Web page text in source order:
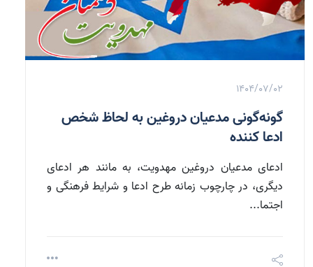
1404/07/02
گونه‌گونی مدعیان دروغین به لحاظ شخص
ادعا کننده
ادعای مدعیان دروغین مهدویت، به مانند هر ادعای
دیگری، در چارچوب زمانه طرح ادعا و شرایط فرهنگی و
اجتما...